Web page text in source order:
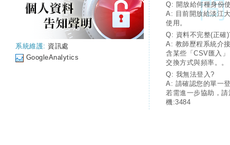
系統維護: 資訊處
GoogleAnalytics
Q: 開放給何種身份
A: 目前開放給淡江
使用。
Q: 資料不完整(正確
A: 教師歷程系統介
含某些「CSV匯入
交換方式與頻率。。
Q: 我無法登入?
A: 請確認您的單一
若需進一步協助，
機:3484